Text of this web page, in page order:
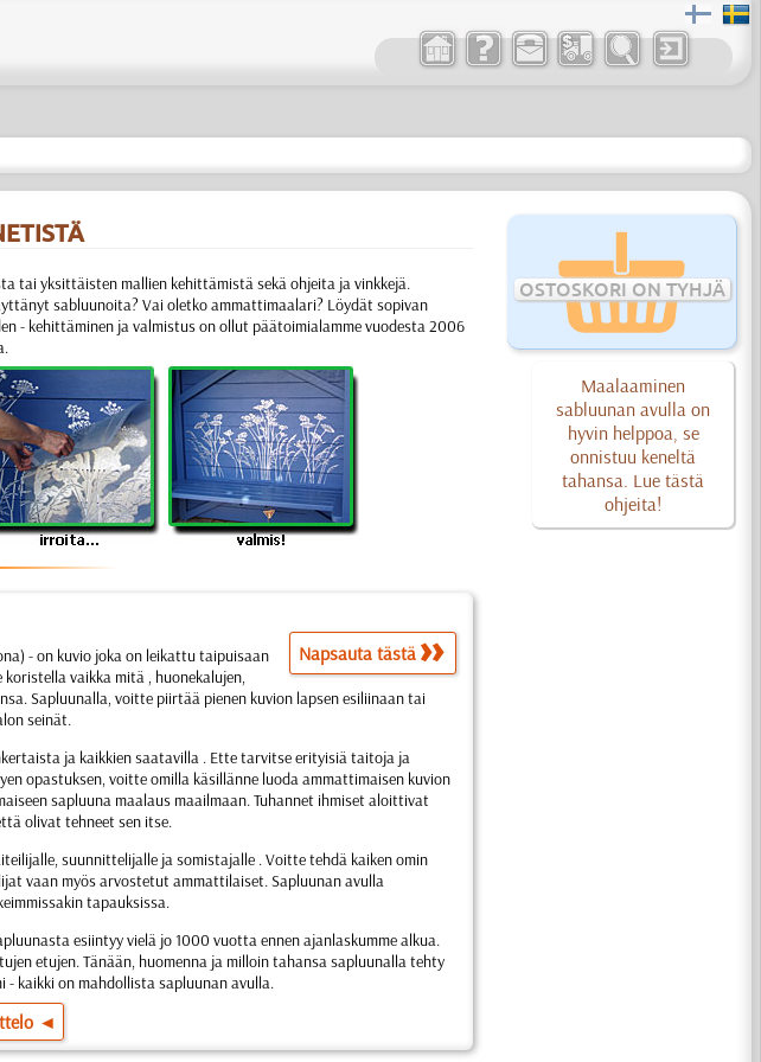
OSTOSKORI ON TYHJÄ
Maalaaminen
sabluunan avulla on
hyvin helppoa, se
onnistuu keneltä
tahansa. Lue tästä
ohjeita!
tai yksittäisten mallien kehittämistä sekä ohjeita ja vinkkejä.
sabluunoita? Vai oletko ammattimaalari? Löydät sopivan
- kehittäminen ja valmistuson ollut päätoimialamme vuodesta 2006
Napsauta tästä
- on kuvio joka on leikattu taipuisaan
vaikka mitä , huonekalujen,
Sapluunalla, voitte piirtää pienen kuvion lapsen esiliinaan tai
seinät.
ja kaikkien saatavilla . Ette tarvitse erityisiä taitoja ja
opastuksen, voitte omilla käsillänne luoda ammattimaisen kuvion
sapluuna maalaus maailmaan. Tuhannet ihmiset aloittivat
olivat tehneet sen itse.
suunnittelijalle ja somistajalle . Voitte tehdä kaiken omin
vaan myös arvostetut ammattilaiset. Sapluunan avulla
tapauksissa.
esiintyy vielä jo 1000 vuotta ennen ajanlaskumme alkua.
etujen. Tänään, huomenna ja milloin tahansa sapluunalla tehty
kaikki on mahdollista sapluunan avulla.
◄